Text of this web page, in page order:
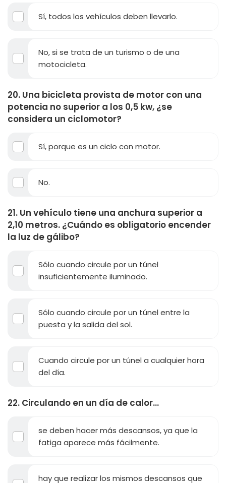
Sí, todos los vehículos deben llevarlo.
No, si se trata de un turismo o de una
motocicleta.
20. Una bicicleta provista de motor con una
potencia no superior a los 0,5 kw, ¿se
considera un ciclomotor?
Sí, porque es un ciclo con motor.
No.
21. Un vehículo tiene una anchura superior a
2,10 metros. ¿Cuándo es obligatorio encender
la luz de gálibo?
Sólo cuando circule por un túnel
insuficientemente iluminado.
Sólo cuando circule por un túnel entre la
puesta y la salida del sol.
Cuando circule por un túnel a cualquier hora
del día.
22. Circulando en un día de calor...
se deben hacer más descansos, ya que la
fatiga aparece más fácilmente.
hay que realizar los mismos descansos que